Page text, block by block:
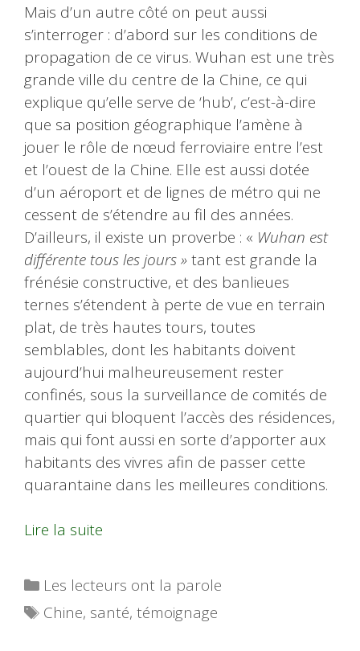
Mais d’un autre côté on peut aussi
s’interroger : d’abord sur les conditions de
propagation de ce virus. Wuhan est une très
grande ville du centre de la Chine, ce qui
explique qu’elle serve de ‘hub’, c’est-à-dire
que sa position géographique l’amène à
jouer le rôle de nœud ferroviaire entre l’est
et l’ouest de la Chine. Elle est aussi dotée
d’un aéroport et de lignes de métro qui ne
cessent de s’étendre au fil des années.
D’ailleurs, il existe un proverbe : « Wuhan est
différente tous les jours » tant est grande la
frénésie constructive, et des banlieues
ternes s’étendent à perte de vue en terrain
plat, de très hautes tours, toutes
semblables, dont les habitants doivent
aujourd’hui malheureusement rester
confinés, sous la surveillance de comités de
quartier qui bloquent l’accès des résidences,
mais qui font aussi en sorte d’apporter aux
habitants des vivres afin de passer cette
quarantaine dans les meilleures conditions.
Lire la suite
Catégories
Les lecteurs ont la parole
Étiquettes
Chine, santé,témoignage